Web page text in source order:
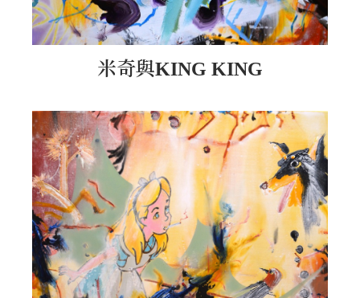
米奇與KING KING